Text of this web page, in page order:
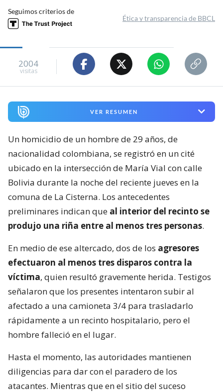
Seguimos criterios de
Ética y transparencia de BBCL
2004
visitas
VER RESUMEN
Un homicidio de un hombre de 29 años, de
nacionalidad colombiana, se registró en un cité
ubicado en la intersección de María Vial con calle
Bolivia durante la noche del reciente jueves en la
comuna de La Cisterna. Los antecedentes
preliminares indican que al interior del recinto se
produjo una riña entre al menos tres personas.
En medio de ese altercado, dos de los agresores
efectuaron al menos tres disparos contra la
víctima, quien resultó gravemente herida. Testigos
señalaron que los presentes intentaron subir al
afectado a una camioneta 3/4 para trasladarlo
rápidamente a un recinto hospitalario, pero el
hombre falleció en el lugar.
Hasta el momento, las autoridades mantienen
diligencias para dar con el paradero de los
atacantes. Mientras que en el sitio del suceso